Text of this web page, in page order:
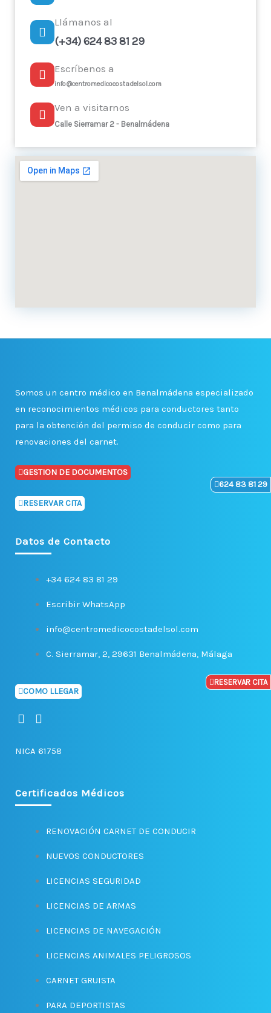
Llámanos al
(+34) 624 83 81 29
Escríbenos a
info@centromedicocostadelsol.com
Ven a visitarnos
Calle Sierramar 2 - Benalmádena
Somos un centro médico en Benalmádena especializado
en reconocimientos médicos para conductores tanto
para la obtención del permiso de conducir como para
renovaciones del carnet.
GESTION DE DOCUMENTOS
RESERVAR CITA
624 83 81 29
RESERVAR CITA
Certificados Médicos
RENOVACIÓN CARNET DE CONDUCIR
NUEVOS CONDUCTORES
LICENCIAS SEGURIDAD
LICENCIAS DE ARMAS
LICENCIAS DE NAVEGACIÓN
LICENCIAS ANIMALES PELIGROSOS
CARNET GRUISTA
PARA DEPORTISTAS
Datos de Contacto
+34 624 83 81 29
Escribir WhatsApp
info@centromedicocostadelsol.com
C. Sierramar, 2, 29631 Benalmádena, Málaga
COMO LLEGAR
F
e
o
k
I
t
r
a
NICA 61758